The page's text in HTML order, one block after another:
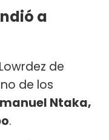
a
de
de los
Ntaka,
.